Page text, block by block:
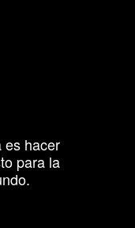
es hacer
para la